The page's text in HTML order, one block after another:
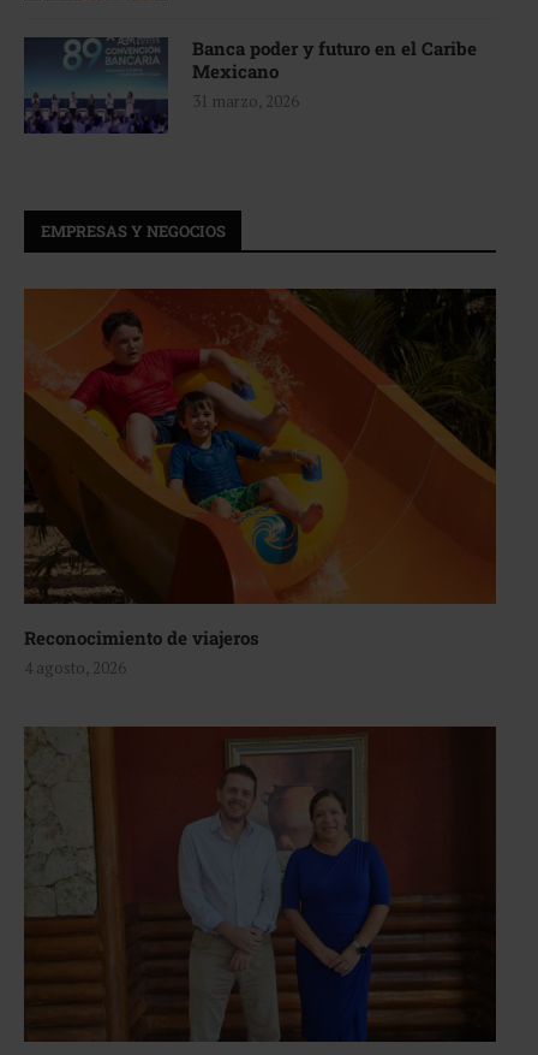
Banca poder y futuro en el Caribe
Mexicano
31 marzo, 2026
EMPRESAS Y NEGOCIOS
Reconocimiento de viajeros
4 agosto, 2026